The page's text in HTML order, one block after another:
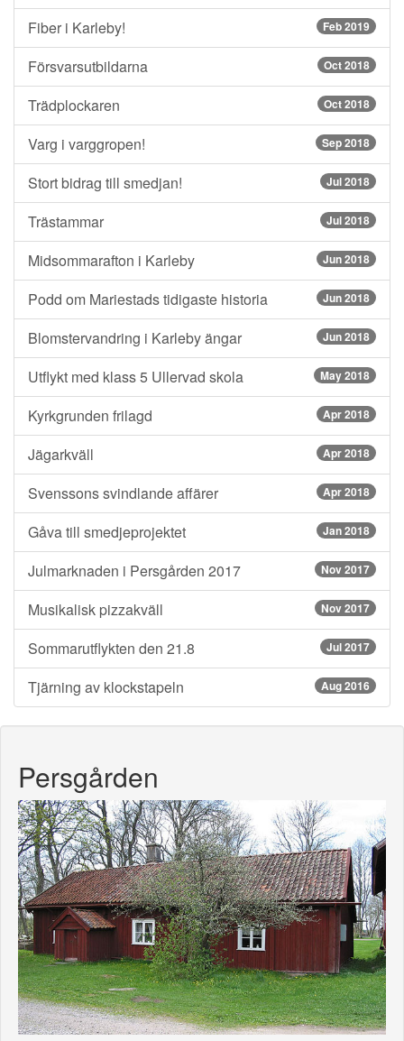
Fiber i Karleby! Feb 2019
Försvarsutbildarna Oct 2018
Trädplockaren Oct 2018
Varg i varggropen! Sep 2018
Stort bidrag till smedjan! Jul 2018
Trästammar Jul 2018
Midsommarafton i Karleby Jun 2018
Podd om Mariestads tidigaste historia Jun 2018
Blomstervandring i Karleby ängar Jun 2018
Utflykt med klass 5 Ullervad skola May 2018
Kyrkgrunden frilagd Apr 2018
Jägarkväll Apr 2018
Svenssons svindlande affärer Apr 2018
Gåva till smedjeprojektet Jan 2018
Julmarknaden i Persgården 2017 Nov 2017
Musikalisk pizzakväll Nov 2017
Sommarutflykten den 21.8 Jul 2017
Tjärning av klockstapeln Aug 2016
Persgården